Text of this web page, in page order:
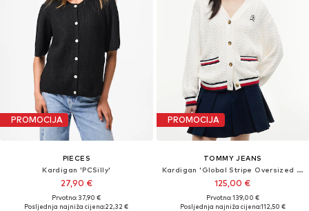
PROMOCIJA
PIECES
Kardigan 'PCSilly'
27,90 €
Prvotno: 37,90 €
Posljednja najniža cijena:22,32 €
PROMOCIJA
TOMMY JEANS
Kardigan 'Global Stripe Oversized Cable'
125,00 €
Prvotno: 139,00 €
Posljednja najniža cijena:112,50 €